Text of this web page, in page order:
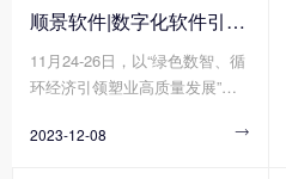
顺景软件|数字化软件引领新材料产业绿色智造新篇章
11月24-26日，以“绿色数智、循
环经济引领塑业高质量发展”为
色智造展览会在绍兴正式拉开帷
2023-12-08 